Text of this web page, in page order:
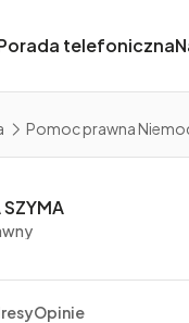
telefoniczna
Pomoc prawna
SZYMA
Opinie